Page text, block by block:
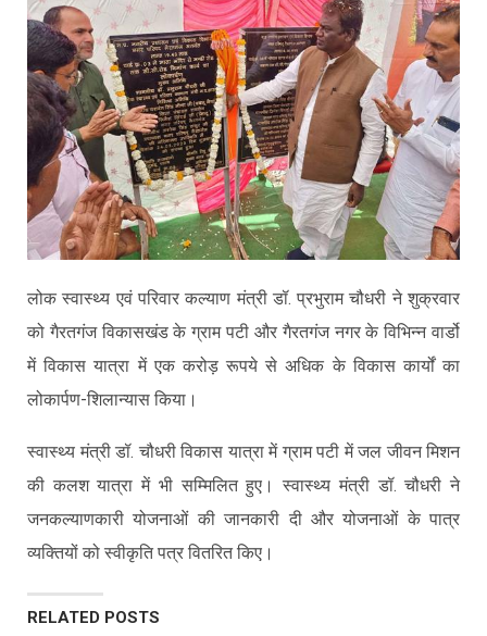
लोक स्वास्थ्य एवं परिवार कल्याण मंत्री डॉ. प्रभुराम चौधरी ने शुक्रवार
को गैरतगंज विकासखंड के ग्राम पटी और गैरतगंज नगर के विभिन्न वार्डो
में विकास यात्रा में एक करोड़ रूपये से अधिक के विकास कार्यों का
लोकार्पण-शिलान्यास किया।
स्वास्थ्य मंत्री डॉ. चौधरी विकास यात्रा में ग्राम पटी में जल जीवन मिशन
की कलश यात्रा में भी सम्मिलित हुए। स्वास्थ्य मंत्री डॉ. चौधरी ने
जनकल्याणकारी योजनाओं की जानकारी दी और योजनाओं के पात्र
व्यक्तियों को स्वीकृति पत्र वितरित किए।
RELATED POSTS